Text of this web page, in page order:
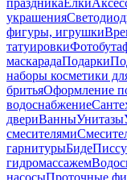
праздникаЕлки
украшения
фигуры, игрушки
татуировки
маскарадаПодарки
наборы косметики
бритьяОформление
водоснабжение
двериВанныУнитазы
смесителями
гарнитурыБиде
гидромассажем
насосыПроточные